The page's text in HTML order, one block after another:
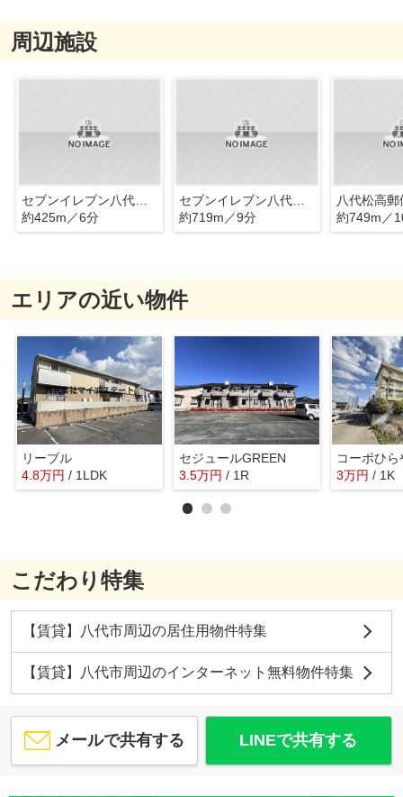
周辺施設
セブンイレブン八代永碇店
約425m／6分
セブンイレブン八代田中北町店
約719m／9分
八代松高郵
約749m／
エリアの近い物件
リーブル
4.8万円 / 1LDK
セジュールGREEN
3.5万円 / 1R
コーポひら
3万円 / 1K
こだわり特集
【賃貸】八代市周辺の居住用物件特集
【賃貸】八代市周辺のインターネット無料物件特集
メールで共有する LINEで共有する